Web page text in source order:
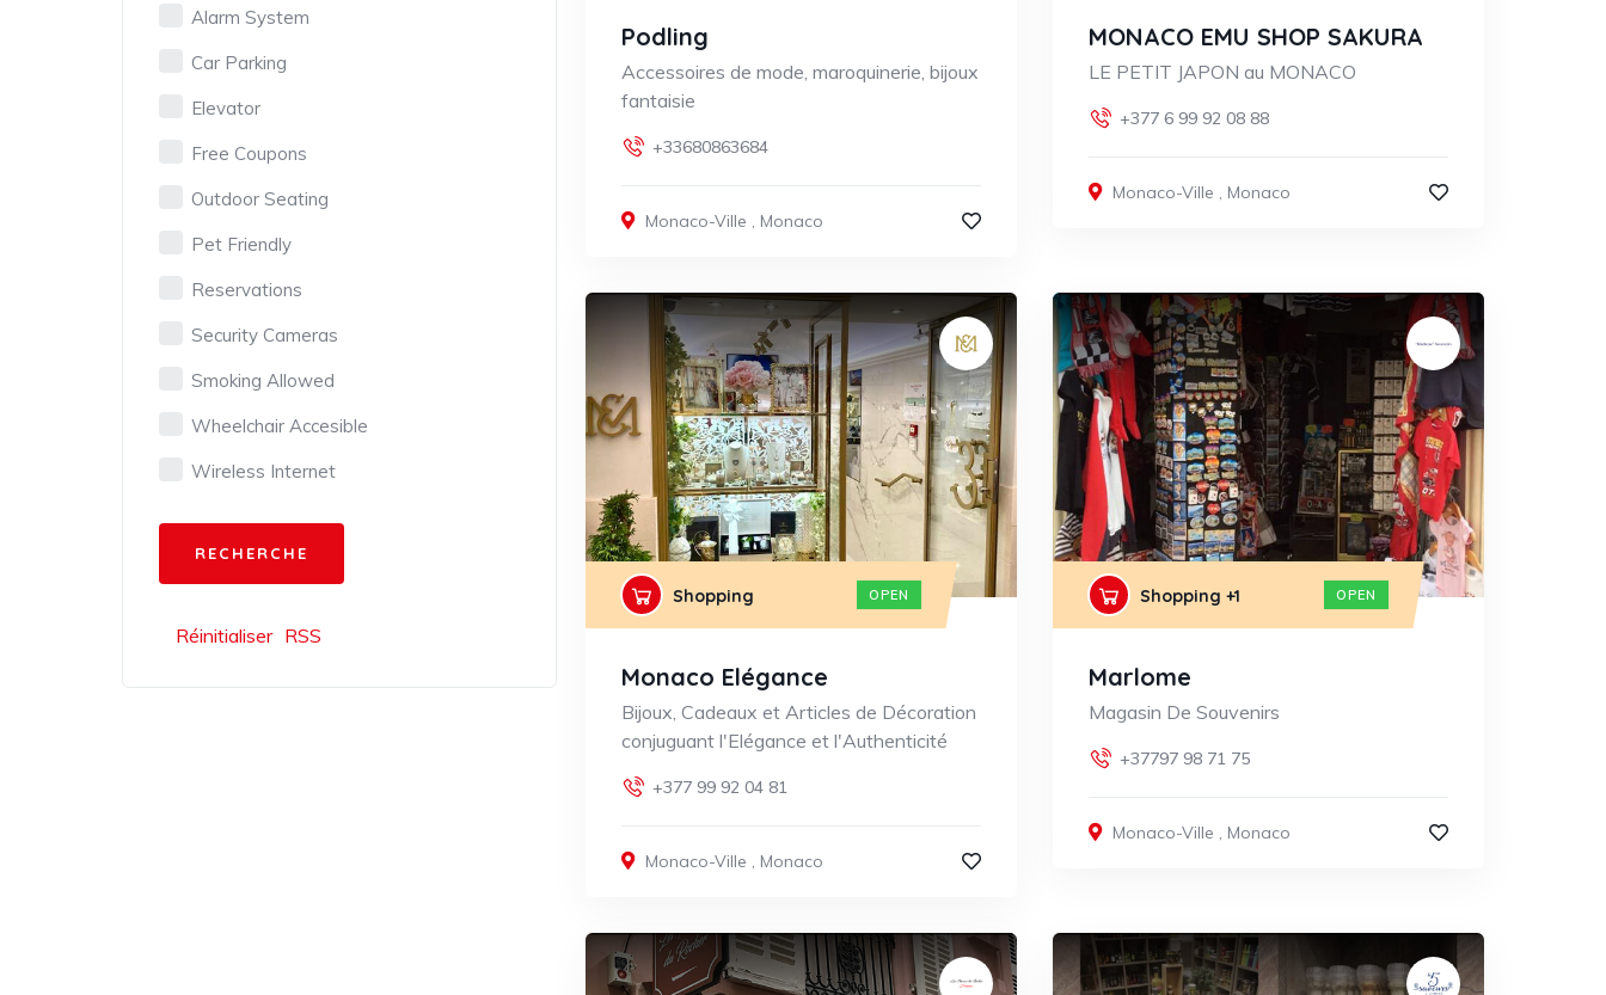
Alarm System
Car Parking
Elevator
Free Coupons
Outdoor Seating
Pet Friendly
Reservations
Security Cameras
Smoking Allowed
Wheelchair Accesible
Wireless Internet
Réinitialiser RSS
Podling
Accessoires de mode, maroquinerie, bijoux
fantaisie
+33680863684
Monaco-Ville , Monaco
MONACO EMU SHOP SAKURA
LE PETIT JAPON au MONACO
+377 6 99 92 08 88
Monaco-Ville , Monaco
Shopping OPEN
Monaco Elégance
Bijoux, Cadeaux et Articles de Décoration
conjuguant l'Elégance et l'Authenticité
+377 99 92 04 81
Monaco-Ville , Monaco
Shopping +1 OPEN
Marlome
Magasin De Souvenirs
+37797 98 71 75
Monaco-Ville , Monaco